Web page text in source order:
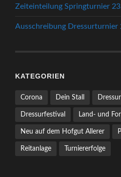
Zeiteinteilung Springturnier
Ausschreibung Dressurturnier
KATEGORIEN
Corona Dein Stall
Dressurfestival Land- und
Neu auf dem Hofgut Allerer
Reitanlage Turniererfolge